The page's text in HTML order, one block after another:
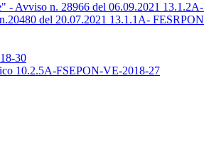
- Avviso n. 28966 del 06.09.2021
del 20.07.2021 13.1.1A-
30
10.2.5A-FSEPON-VE-2018-27